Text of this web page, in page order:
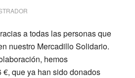
a todas las personas que
nuestro Mercadillo Solidario.
hemos
€, que ya han sido donados